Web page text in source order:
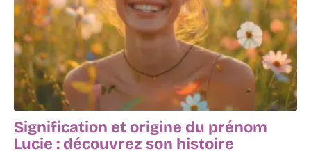
Signification et origine du prénom
Lucie : découvrez son histoire